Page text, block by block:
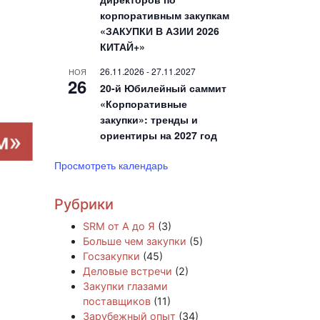
корпоративным закупкам
«ЗАКУПКИ В АЗИИ 2026
КИТАЙ+»
НОЯ
26
26.11.2026 -27.11.2027
20-й Юбилейный саммит
«Корпоративные
закупки»: тренды и
ориентиры на 2027 год
Просмотреть календарь
Рубрики
SRM от А до Я (3)
Больше чем закупки (5)
Госзакупки (45)
Деловые встречи (2)
Закупки глазами
поставщиков (11)
Зарубежный опыт (34)